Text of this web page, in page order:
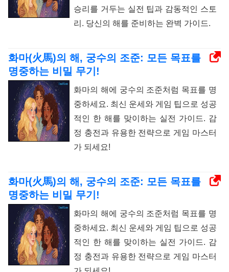
승리를 거두는 실전 팁과 감동적인 스토
리. 당신의 해를 준비하는 완벽 가이드.
화마(火馬)의 해, 궁수의 조준: 모든 목표를
명중하는 비밀 무기!
화마의 해에 궁수의 조준처럼 목표를 명
중하세요. 최신 운세와 게임 팁으로 성공
적인 한 해를 맞이하는 실전 가이드. 감
정 충전과 유용한 전략으로 게임 마스터
가 되세요!
화마(火馬)의 해, 궁수의 조준: 모든 목표를
명중하는 비밀 무기!
화마의 해에 궁수의 조준처럼 목표를 명
중하세요. 최신 운세와 게임 팁으로 성공
적인 한 해를 맞이하는 실전 가이드. 감
정 충전과 유용한 전략으로 게임 마스터